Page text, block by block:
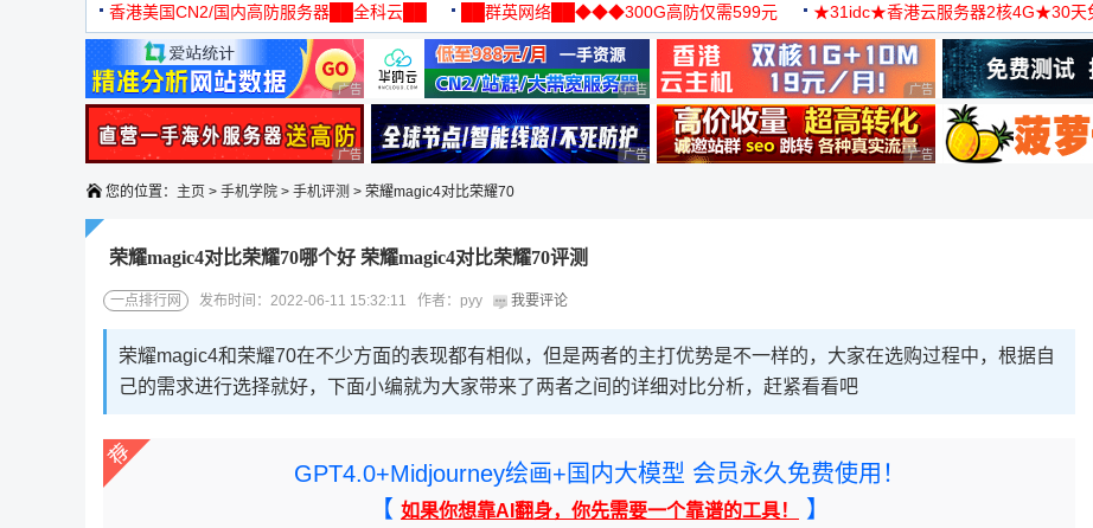
机
香港美国CN2/国内高防服务器██全科云██
██群英网络██◆◆◆300G高防仅需599元
◆◆◆
★31idc★香港云服务器2核4G★30天
用◆
广告 商业广告，理性选择 广告 商业广告，理性选择 广告 商业广告，理性选择
广告 商业广告，理性选择 广告 商业广告，理性选择 广告 商业广告，理性选择
您的位置： 主页 > 手机学院 > 手机评测 > 荣耀magic4对比荣耀70
荣耀magic4对比荣耀70哪个好 荣耀magic4对比荣耀70评测
一点排行网 发布时间：2022-06-11 15:32:11 作者：pyy 我要评论
荣耀magic4和荣耀70在不少方面的表现都有相似，但是两者的主打优势是不一样的，大家在选购过程中，根据自
己的需求进行选择就好，下面小编就为大家带来了两者之间的详细对比分析，赶紧看看吧
GPT4.0+Midjourney绘画+国内大模型 会员永久免费使用！
【 如果你想靠AI翻身，你先需要一个靠谱的工具！ 】